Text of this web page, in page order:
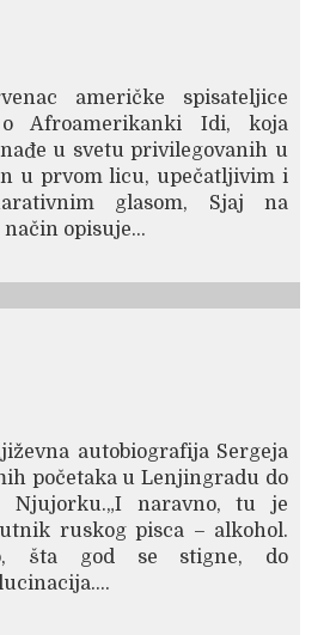
američke spisateljice
Afroamerikanki Idi, koja
u svetu privilegovanih u
u prvom licu, upečatljivim i
glasom, Sjaj na
opisuje...
autobiografija Sergeja
početaka u Lenjingradu do
Njujorku.„I naravno, tu je
ruskog pisca – alkohol.
šta god se stigne, do